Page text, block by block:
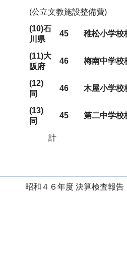
(公立文教施設整備費)
(10)石
川県
45 稚松小学校
(11)大
阪府
46 梅南中学校
(12)
同
46 木屋小学校
(13)
同
45 第二中学校
計
昭和４６年度 決算検査報告